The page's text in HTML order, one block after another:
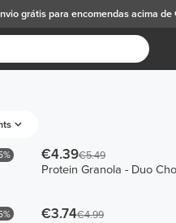
grátispara encomendas acima
€4.39€5.49
Protein Granola - Duo
€3.74€4.99